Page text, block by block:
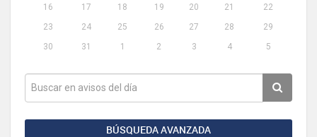
16
17 18 19 20 21
22
23
24 25 26 27 28
29
30
31 1 2 3 4 5
BÚSQUEDA AVANZADA